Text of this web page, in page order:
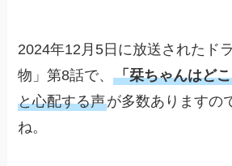
2024年12月5日に放送されたド
物」第8話で、「栞ちゃんはど
と心配する声が多数ありますの
ね。